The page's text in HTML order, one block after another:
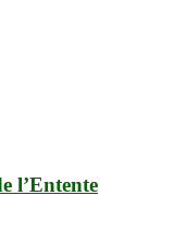
l’Entente